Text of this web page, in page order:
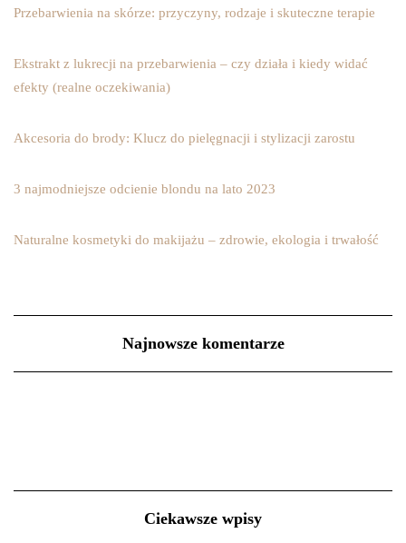
Przebarwienia na skórze: przyczyny, rodzaje i skuteczne terapie
Ekstrakt z lukrecji na przebarwienia – czy działa i kiedy widać
efekty (realne oczekiwania)
Akcesoria do brody: Klucz do pielęgnacji i stylizacji zarostu
3 najmodniejsze odcienie blondu na lato 2023
Naturalne kosmetyki do makijażu – zdrowie, ekologia i trwałość
Najnowsze komentarze
Ciekawsze wpisy